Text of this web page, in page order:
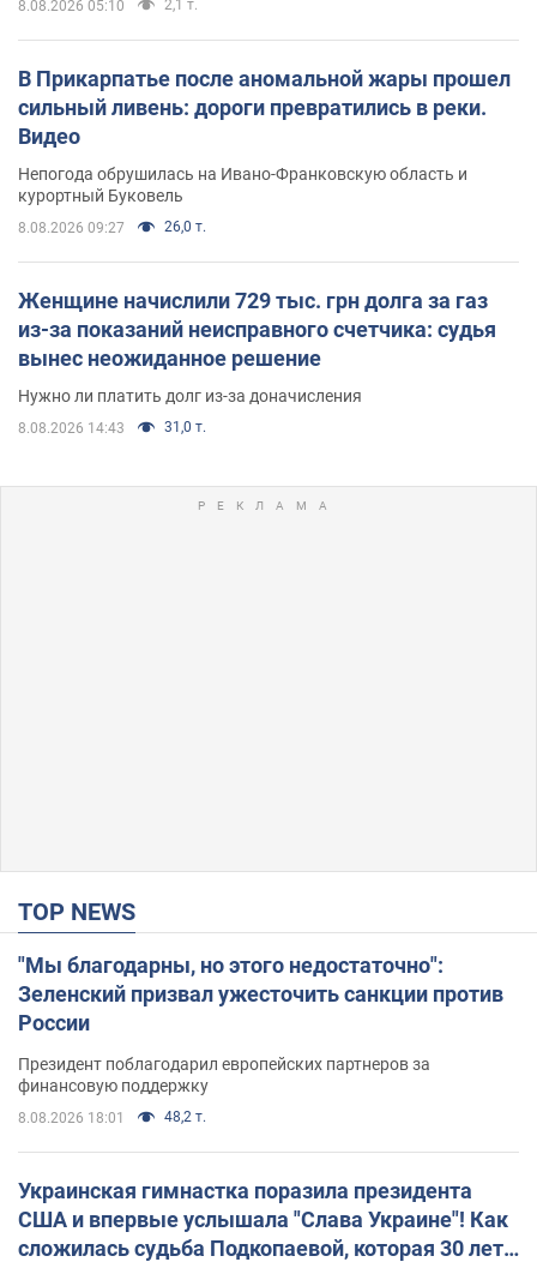
8.08.2026 05:10 2,1 т.
В Прикарпатье после аномальной жары прошел
сильный ливень: дороги превратились в реки.
Видео
Непогода обрушилась на Ивано-Франковскую область и
курортный Буковель
8.08.2026 09:27 26,0 т.
Женщине начислили 729 тыс. грн долга за газ
из-за показаний неисправного счетчика: судья
вынес неожиданное решение
Нужно ли платить долг из-за доначисления
8.08.2026 14:43 31,0 т.
TOP NEWS
"Мы благодарны, но этого недостаточно":
Зеленский призвал ужесточить санкции против
России
Президент поблагодарил европейских партнеров за
финансовую поддержку
8.08.2026 18:01 48,2 т.
Украинская гимнастка поразила президента
США и впервые услышала "Слава Украине"! Как
сложилась судьба Подкопаевой, которая 30 лет